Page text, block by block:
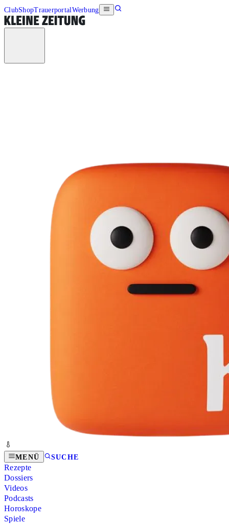
ClubShopTrauerportalWerbung
MENÜ SUCHE
Rezepte
Dossiers
Videos
Podcasts
Horoskope
Spiele